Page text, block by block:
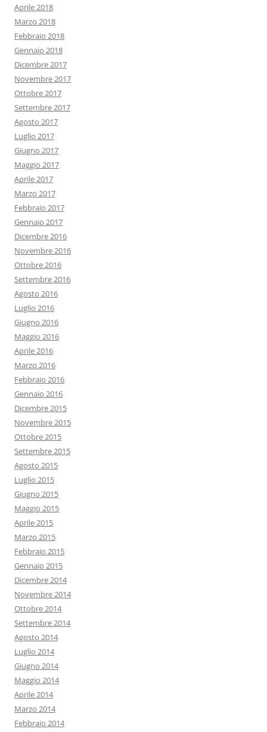
Aprile 2018
Marzo 2018
Febbraio 2018
Gennaio 2018
Dicembre 2017
Novembre 2017
Ottobre 2017
Settembre 2017
Agosto 2017
Luglio 2017
Giugno 2017
Maggio 2017
Aprile 2017
Marzo 2017
Febbraio 2017
Gennaio 2017
Dicembre 2016
Novembre 2016
Ottobre 2016
Settembre 2016
Agosto 2016
Luglio 2016
Giugno 2016
Maggio 2016
Aprile 2016
Marzo 2016
Febbraio 2016
Gennaio 2016
Dicembre 2015
Novembre 2015
Ottobre 2015
Settembre 2015
Agosto 2015
Luglio 2015
Giugno 2015
Maggio 2015
Aprile 2015
Marzo 2015
Febbraio 2015
Gennaio 2015
Dicembre 2014
Novembre 2014
Ottobre 2014
Settembre 2014
Agosto 2014
Luglio 2014
Giugno 2014
Maggio 2014
Aprile 2014
Marzo 2014
Febbraio 2014